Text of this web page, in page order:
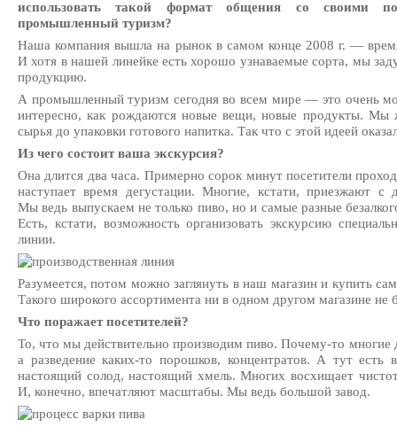
использовать такой формат общения со своими
промышленный туризм?
Наша компания вышла на рынок в самом конце 2008 г. —
И хотя в нашей линейке есть хорошо узнаваемые сорта, мы
продукцию.
А промышленный туризм сегодня во всем мире — это очень
интересно, как рождаются новые вещи, новые продукты. Мы
сырья до упаковки готового напитка. Так что с этой идеей
Из чего состоит ваша экскурсия?
Она длится два часа. Примерно сорок минут посетители
наступает время дегустации. Многие, кстати, приезжают
Мы ведь выпускаем не только пиво, но и самые разные
Есть, кстати, возможность организовать экскурсию
линии.
Разумеется, потом можно заглянуть в наш магазин и купить
Такого широкого ассортимента ни в одном другом магазине не
Что поражает посетителей?
То, что мы действительно производим пиво. Почему-то
а разведение каких-то порошков, концентратов. А тут есть
настоящий солод, настоящий хмель. Многих восхищает
И, конечно, впечатляют масштабы. Мы ведь большой завод.